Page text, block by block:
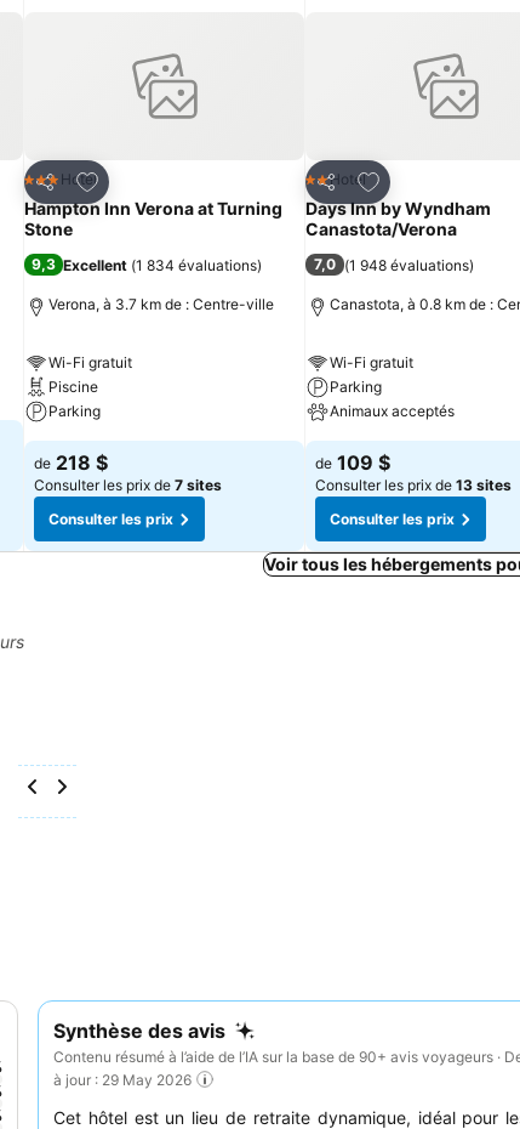
Partager
Ajouter à mes favoris
3 ÉtoilesHotel
Hampton Inn Verona at Turning
Stone
9,3 Excellent (1 834 évaluations)
Verona, à 3.7 km de : Centre-ville
Wi-Fi gratuit
Piscine
Parking
de 218 $
Consulter les prix de 7 sites
Consulter les prix
Partager
Ajouter à mes
2 Étoiles
Hotel
Days Inn by Wyndham
Canastota/Verona
7,0 (1 948 évaluations)
Canastota, à 0.8 km de :
Wi-Fi gratuit
Parking
Animaux acceptés
de 109 $
Consulter les prix de 13 sites
Consulter les prix
Voir tous les hébergements
Synthèse des avis
Contenu résumé à l’aide de l’IA sur la base de 90+ avis voyageurs ·
à jour : 29 May 2026
Cet hôtel est un lieu de retraite dynamique, idéal pour